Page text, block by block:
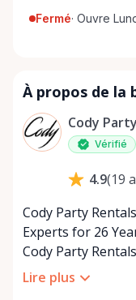
Fermé· Ouvre
Mercredi
Jeudi
Vendredi
Dimanche
À propos de la
Cody
Vérifié
4.9(19
Cody Party
Experts for 26 Years Celebrating 26 years in
Cody Party
things party and event rentals.
partner of Rent
Lire plus